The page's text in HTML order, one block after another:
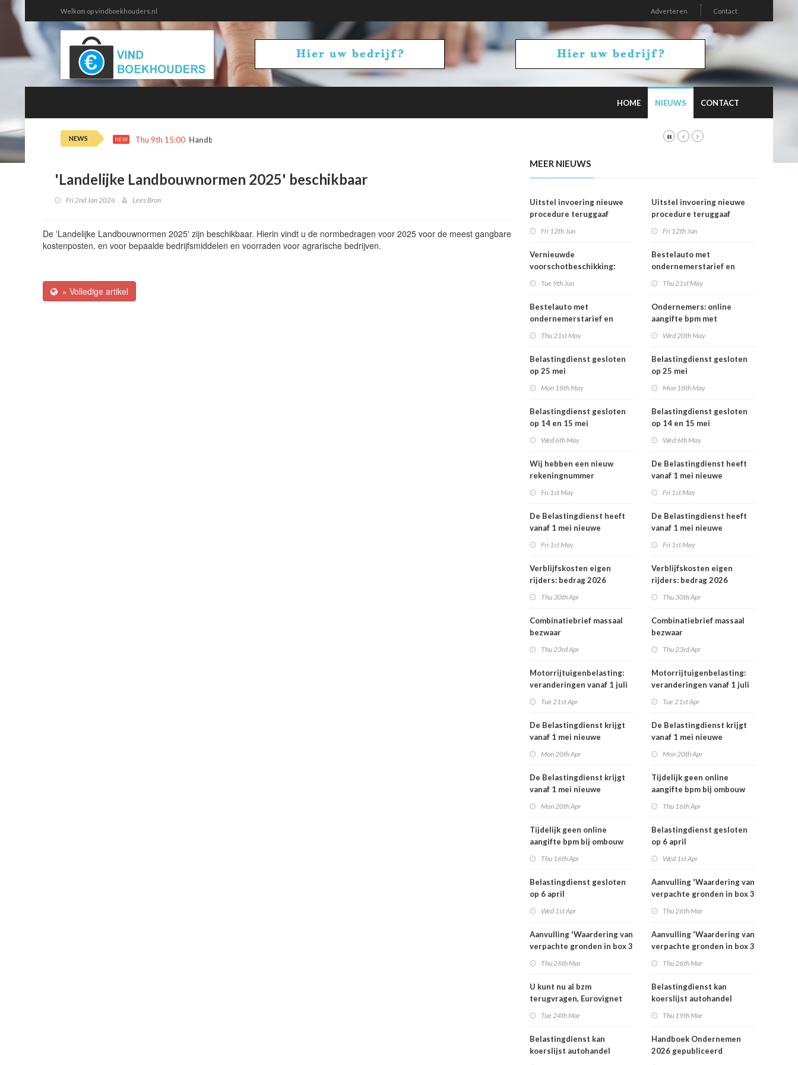
Welkom op vindboekhouders.nl Adverteren Contact
HOME NIEUWS CONTACT
NEWS NEW Thu 9th 15:00 Handboek Milieubelastingen 2026 gepubliceerd
'Landelijke Landbouwnormen 2025' beschikbaar
Fri 2nd Jan 2026 Lees Bron
De 'Landelijke Landbouwnormen 2025' zijn beschikbaar. Hierin vindt u de normbedragen voor 2025 voor de meest gangbare
kostenposten, en voor bepaalde bedrijfsmiddelen en voorraden voor agrarische bedrijven.
» Volledige artikel
MEER NIEUWS
Uitstel invoering nieuwe
procedure teruggaaf
Fri 12th Jun
Vernieuwde
voorschotbeschikking:
Tue 9th Jun
Bestelauto met
ondernemerstarief en
tijdelijk minder
motorrijtuigenbelasting
Thu 21st May
Belastingdienst gesloten
op 25 mei
Mon 18th May
Belastingdienst gesloten
op 14 en 15 mei
Wed 6th May
Wij hebben een nieuw
rekeningnummer
Fri 1st May
De Belastingdienst heeft
vanaf 1 mei nieuwe
Fri 1st May
Verblijfskosten eigen
rijders: bedrag 2026
Thu 30th Apr
Combinatiebrief massaal
bezwaar
niet meer mogelijk
Thu 23rd Apr
Motorrijtuigenbelasting:
veranderingen vanaf 1 juli
Tue 21st Apr
De Belastingdienst krijgt
vanaf 1 mei nieuwe
Mon 20th Apr
De Belastingdienst krijgt
vanaf 1 mei nieuwe
Mon 20th Apr
Tijdelijk geen online
aangifte bpm bij ombouw
Thu 16th Apr
Belastingdienst gesloten
op 6 april
Wed 1st Apr
Aanvulling 'Waardering van
verpachte gronden in box 3
Thu 26th Mar
U kunt nu al bzm
terugvragen, Eurovignet
Tue 24th Mar
Belastingdienst kan
koerslijst autohandel
Uitstel invoering nieuwe
procedure teruggaaf
Fri 12th Jun
Bestelauto met
ondernemerstarief en
tijdelijk minder
motorrijtuigenbelasting
Thu 21st May
Ondernemers: online
aangifte bpm met
Wed 20th May
Belastingdienst gesloten
op 25 mei
Mon 18th May
Belastingdienst gesloten
op 14 en 15 mei
Wed 6th May
De Belastingdienst heeft
vanaf 1 mei nieuwe
Fri 1st May
De Belastingdienst heeft
vanaf 1 mei nieuwe
Fri 1st May
Verblijfskosten eigen
rijders: bedrag 2026
Thu 30th Apr
Combinatiebrief massaal
bezwaar
niet meer mogelijk
Thu 23rd Apr
Motorrijtuigenbelasting:
veranderingen vanaf 1 juli
Tue 21st Apr
De Belastingdienst krijgt
vanaf 1 mei nieuwe
Mon 20th Apr
Tijdelijk geen online
aangifte bpm bij ombouw
Thu 16th Apr
Belastingdienst gesloten
op 6 april
Wed 1st Apr
Aanvulling 'Waardering van
verpachte gronden in box 3
Thu 26th Mar
Aanvulling 'Waardering van
verpachte gronden in box 3
Thu 26th Mar
Belastingdienst kan
koerslijst autohandel
Thu 19th Mar
Handboek Ondernemen
2026 gepubliceerd